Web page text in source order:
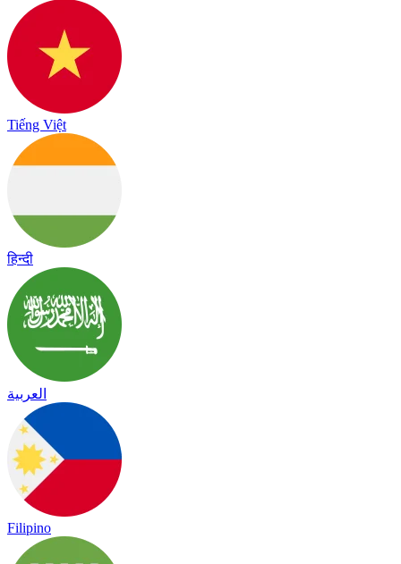
Tiếng Việt
हिन्दी
العربية
Filipino